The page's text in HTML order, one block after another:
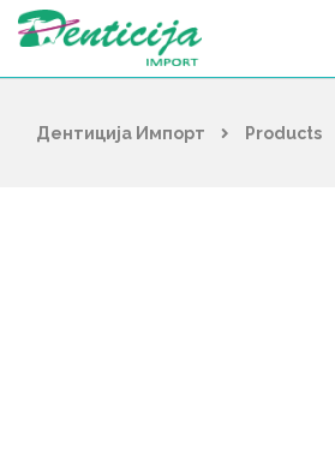
Дентиција Импорт Products